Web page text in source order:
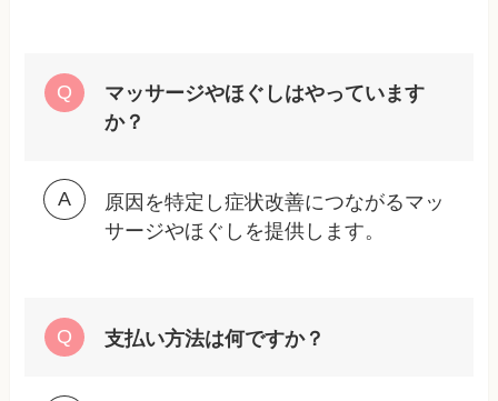
マッサージやほぐしはやっています
か？
原因を特定し症状改善につながるマッ
サージやほぐしを提供します。
支払い方法は何ですか？